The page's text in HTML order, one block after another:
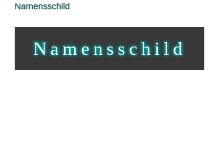
Namensschild
Namensschild